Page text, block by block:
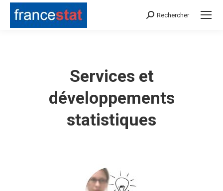
Search:
Rechercher
Services et
développements
statistiques